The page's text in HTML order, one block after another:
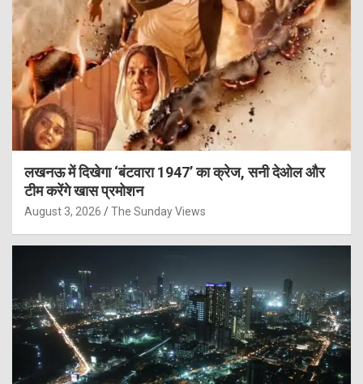
लखनऊ में दिखेगा ‘बंटवारा 1947’ का क्रेज, सनी देओल और
टीम करेंगे खास प्रमोशन
August 3, 2026 The Sunday Views